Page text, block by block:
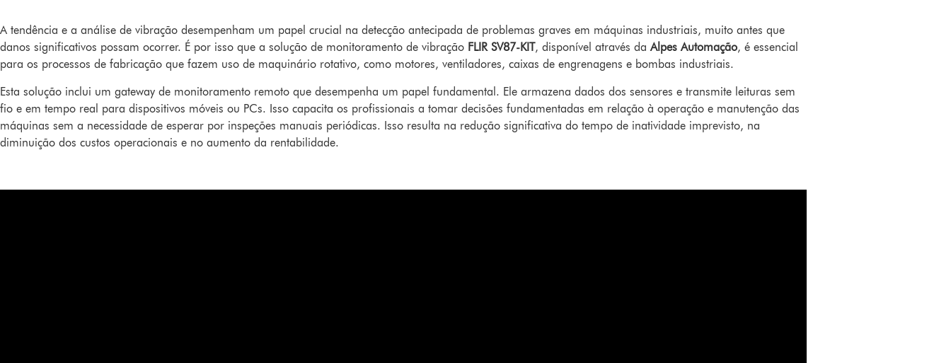
A tendência e a análise de vibração desempenham um papel crucial na detecção antecipada de problemas graves em máquinas industriais, muito antes que
danos significativos possam ocorrer. É por isso que a solução de monitoramento de vibração FLIR SV87-KIT, disponível através da Alpes Automação, é essencial
para os processos de fabricação que fazem uso de maquinário rotativo, como motores, ventiladores, caixas de engrenagens e bombas industriais.
Esta solução inclui um gateway de monitoramento remoto que desempenha um papel fundamental. Ele armazena dados dos sensores e transmite leituras sem
fio e em tempo real para dispositivos móveis ou PCs. Isso capacita os profissionais a tomar decisões fundamentadas em relação à operação e manutenção das
máquinas sem a necessidade de esperar por inspeções manuais periódicas. Isso resulta na redução significativa do tempo de inatividade imprevisto, na
diminuição dos custos operacionais e no aumento da rentabilidade.